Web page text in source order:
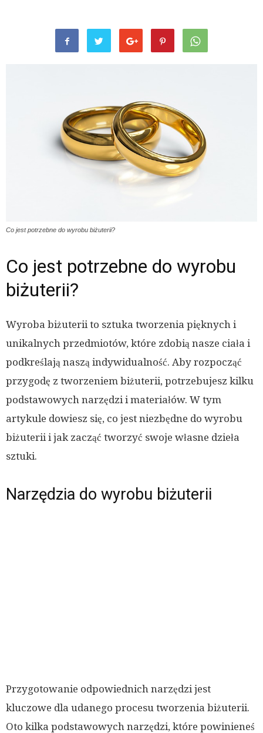
Co jest potrzebne do wyrobu biżuterii?
Co jest potrzebne do wyrobu
biżuterii?
Wyroba biżuterii to sztuka tworzenia pięknych i
unikalnych przedmiotów, które zdobią nasze ciała i
podkreślają naszą indywidualność. Aby rozpocząć
przygodę z tworzeniem biżuterii, potrzebujesz kilku
podstawowych narzędzi i materiałów. W tym
artykule dowiesz się, co jest niezbędne do wyrobu
biżuterii i jak zacząć tworzyć swoje własne dzieła
sztuki.
Narzędzia do wyrobu biżuterii
Przygotowanie odpowiednich narzędzi jest
kluczowe dla udanego procesu tworzenia biżuterii.
Oto kilka podstawowych narzędzi, które powinieneś